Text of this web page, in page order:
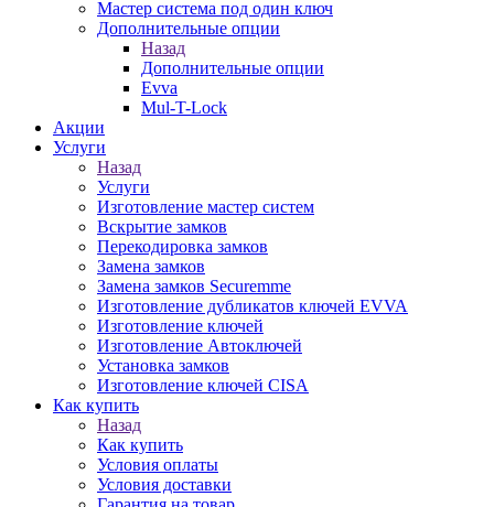
Мастер система под один ключ
Дополнительные опции
Назад
Дополнительные опции
Evva
Mul-T-Lock
Акции
Услуги
Назад
Услуги
Изготовление мастер систем
Вскрытие замков
Перекодировка замков
Замена замков
Замена замков Securemme
Изготовление дубликатов ключей EVVA
Изготовление ключей
Изготовление Автоключей
Установка замков
Изготовление ключей CISA
Как купить
Назад
Как купить
Условия оплаты
Условия доставки